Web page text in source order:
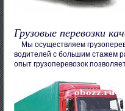
Грузовые перевозки
Мы осуществляем
водителей с большим стажем
опыт грузоперевозок